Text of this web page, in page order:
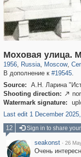
Моховая улица.
1956, Russia
1,406,840
, Moscow
319,861 8,286
,
160,009
В дополнение к #19545.
Source:
А.Н. Ларина
Shooting direction: 
Watermark signature:
Last edit 1 December
12 Sign in to share
seakonst · 26
Очень